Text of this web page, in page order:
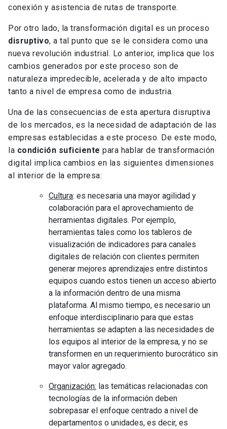
conexión y asistencia de rutas de transporte.
Por otro lado, la transformación digital es un proceso
disruptivo, a tal punto que se le considera como una
nueva revolución industrial. Lo anterior, implica que los
cambios generados por este proceso son de
naturaleza impredecible, acelerada y de alto impacto
tanto a nivel de empresa como de industria.
Una de las consecuencias de esta apertura disruptiva
de los mercados, es la necesidad de adaptación de las
empresas establecidas a este proceso. De este modo,
la condición suficiente para hablar de transformación
digital implica cambios en las siguientes dimensiones
al interior de la empresa:
Cultura: es necesaria una mayor agilidad y
colaboración para el aprovechamiento de
herramientas digitales. Por ejemplo,
herramientas tales como los tableros de
visualización de indicadores para canales
digitales de relación con clientes permiten
generar mejores aprendizajes entre distintos
equipos cuando estos tienen un acceso abierto
a la información dentro de una misma
plataforma. Al mismo tiempo, es necesario un
enfoque interdisciplinario para que estas
herramientas se adapten a las necesidades de
los equipos al interior de la empresa, y no se
transformen en un requerimiento burocrático sin
mayor valor agregado.
Organización: las temáticas relacionadas con
tecnologías de la información deben
sobrepasar el enfoque centrado a nivel de
departamentos o unidades, es decir, es